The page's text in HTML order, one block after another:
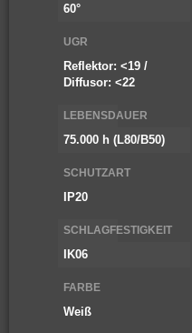
60°
UGR
Reflektor: <19 /
Diffusor: <22
LEBENSDAUER
75.000 h (L80/B50)
SCHUTZART
IP20
SCHLAGFESTIGKEIT
IK06
FARBE
Weiß